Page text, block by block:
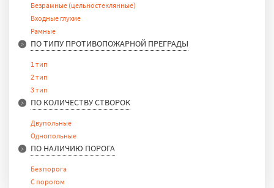
Безрамные (цельностеклянные)
Входные глухие
Рамные
ПО ТИПУ ПРОТИВОПОЖАРНОЙ ПРЕГРАДЫ
1 тип
2 тип
3 тип
ПО КОЛИЧЕСТВУ СТВОРОК
Двупольные
Однопольные
ПО НАЛИЧИЮ ПОРОГА
Без порога
С порогом